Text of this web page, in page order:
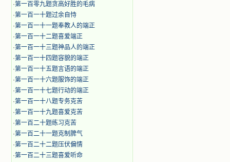
·第一百零九题贪高好胜的毛病
·第一百一十题过余自恃
·第一百一十一题奉教人的端正
·第一百一十二题喜爱端正
·第一百一十三题神品人的端正
·第一百一十四题容貌的端正
·第一百一十五题言语的端正
·第一百一十六题服饰的端正
·第一百一十七题行动的端正
·第一百一十八题专务克苦
·第一百一十九题喜爱克苦
·第一百二十题练习克苦
·第一百二十一题克制脾气
·第一百二十二题压伏偏情
·第一百二十三题喜爱听命